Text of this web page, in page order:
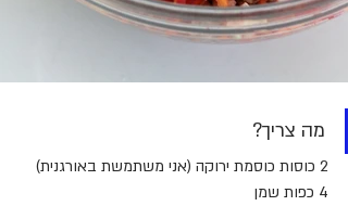
מה צריך?
2 כוסות כוסמת ירוקה (אני משתמשת באורגנית)
4 כפות שמן